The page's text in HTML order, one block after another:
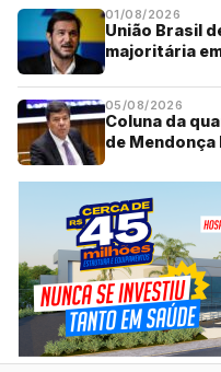
01/08/2026
União Brasil
majoritária
05/08/2026
Coluna da
de Mendonça